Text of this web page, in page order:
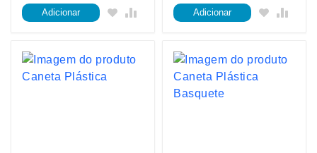
Adicionar Adicionar